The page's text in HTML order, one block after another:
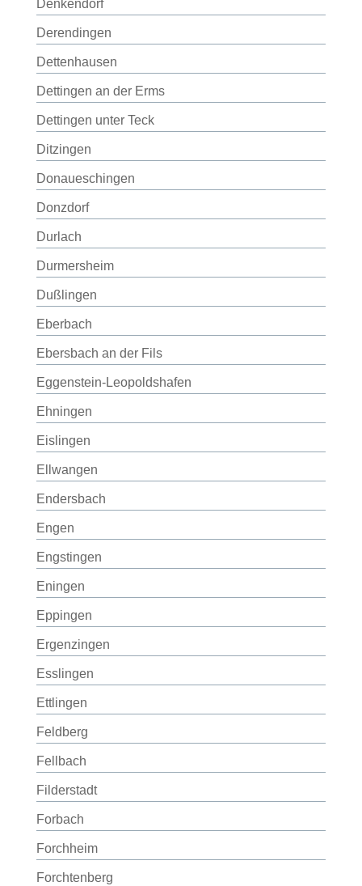
Denkendorf
Derendingen
Dettenhausen
Dettingen an der Erms
Dettingen unter Teck
Ditzingen
Donaueschingen
Donzdorf
Durlach
Durmersheim
Dußlingen
Eberbach
Ebersbach an der Fils
Eggenstein-Leopoldshafen
Ehningen
Eislingen
Ellwangen
Endersbach
Engen
Engstingen
Eningen
Eppingen
Ergenzingen
Esslingen
Ettlingen
Feldberg
Fellbach
Filderstadt
Forbach
Forchheim
Forchtenberg